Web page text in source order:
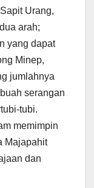
Urang,
arah;
yang dapat
Minep,
jumlahnya
serangan
tubi.
memimpin
Majapahit
dan